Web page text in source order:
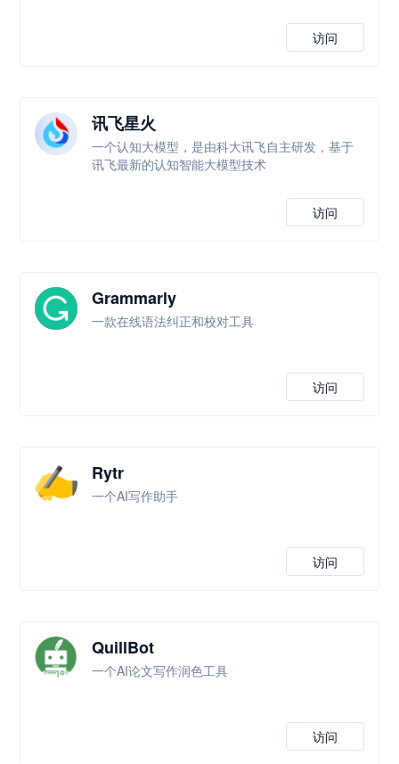
访问
讯飞星火
一个认知大模型，是由科大讯飞自主研发，基于
讯飞最新的认知智能大模型技术
访问
Grammarly
一款在线语法纠正和校对工具
访问
Rytr
一个AI写作助手
访问
QuillBot
一个AI论文写作润色工具
访问